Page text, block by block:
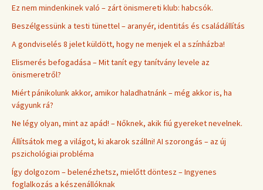
Ez nem mindenkinek való – zárt önismereti klub: habcsók.
Beszélgessünk a testi tünettel – aranyér, identitás és családállítás
A gondviselés 8 jelet küldött, hogy ne menjek el a színházba!
Elismerés befogadása – Mit tanít egy tanítvány levele az
önismeretről?
Miért pánikolunk akkor, amikor haladhatnánk – még akkor is, ha
vágyunk rá?
Ne légy olyan, mint az apád! – Nőknek, akik fiú gyereket nevelnek.
Állítsátok meg a világot, ki akarok szállni! AI szorongás – az új
pszichológiai probléma
Így dolgozom – belenézhetsz, mielőtt döntesz – Ingyenes
foglalkozás a készenállóknak